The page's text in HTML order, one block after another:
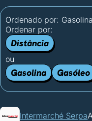
Ordenado por:
Ordenar por:
Distância
ou
Gasolina Gasóleo
Intermarché Serpa